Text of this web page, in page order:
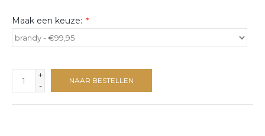
Maak een keuze: *
+
-
NAAR BESTELLEN